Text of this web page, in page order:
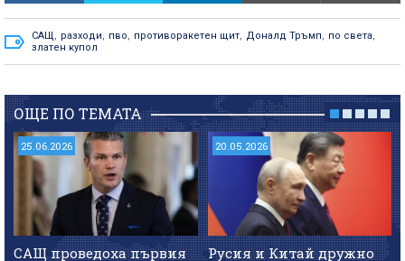
САЩ, разходи, пво, противоракетен щит, Доналд Тръмп, по света,
златен купол
ОЩЕ ПО ТЕМАТА
25.06.2026
САЩ проведоха първия
20.05.2026
Русия и Китай дружно